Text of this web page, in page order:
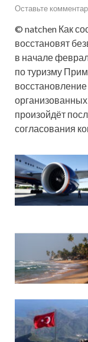
Оставьте
© natchen Как
восстановят
в начале
по туризму
организованных
произойдёт
согласования